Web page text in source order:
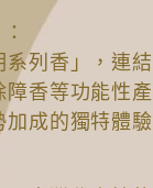
列香」，連
香等功能性
成的獨特體驗